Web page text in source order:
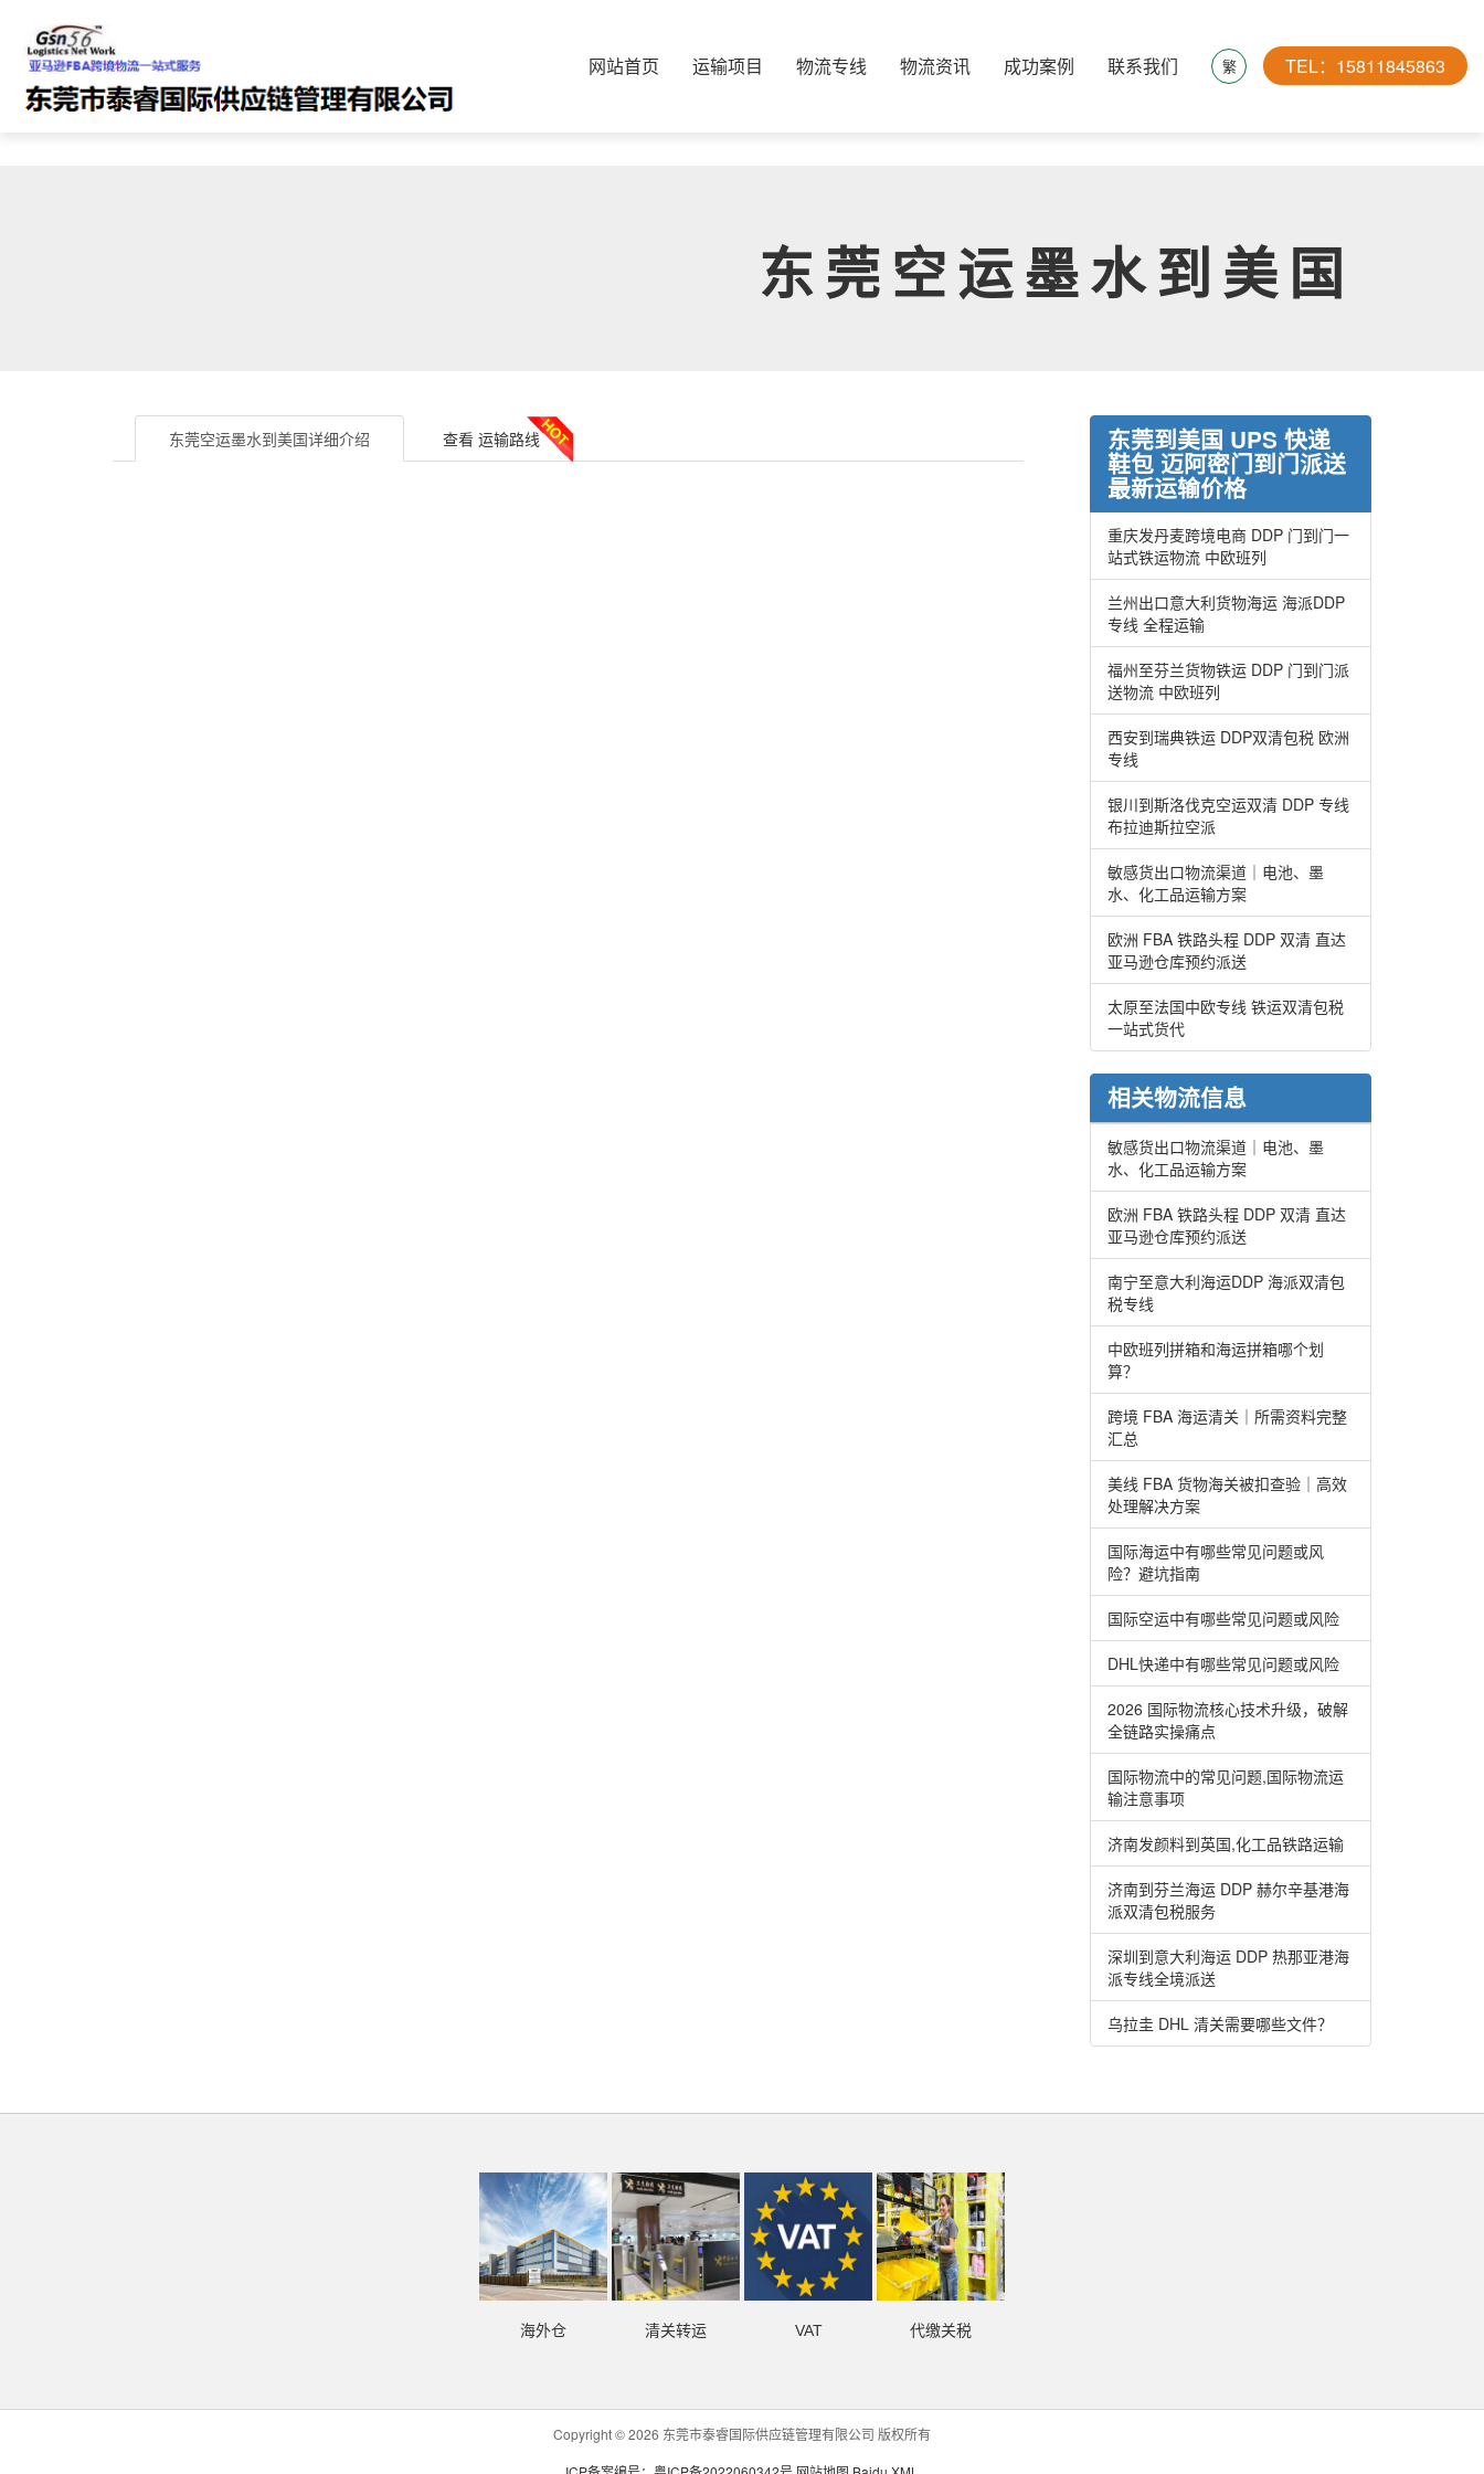
TEL：15811845863
繁
网站首页 运输项目 物流专线 物流资讯 成功案例 联系我们
东莞空运墨水到美国
东莞空运墨水到美国详细介绍 查看 运输路线 东莞到美国 UPS 快递
鞋包 迈阿密门到门派送
最新运输价格
重庆发丹麦跨境电商 DDP 门到门一
站式铁运物流 中欧班列
兰州出口意大利货物海运 海派DDP
专线 全程运输
福州至芬兰货物铁运 DDP 门到门派
送物流 中欧班列
西安到瑞典铁运 DDP双清包税 欧洲
专线
银川到斯洛伐克空运双清 DDP 专线
布拉迪斯拉空派
敏感货出口物流渠道｜电池、墨
水、化工品运输方案
欧洲 FBA 铁路头程 DDP 双清 直达
亚马逊仓库预约派送
太原至法国中欧专线 铁运双清包税
一站式货代
相关物流信息
敏感货出口物流渠道｜电池、墨
水、化工品运输方案
欧洲 FBA 铁路头程 DDP 双清 直达
亚马逊仓库预约派送
南宁至意大利海运DDP 海派双清包
税专线
中欧班列拼箱和海运拼箱哪个划
算？
跨境 FBA 海运清关｜所需资料完整
汇总
美线 FBA 货物海关被扣查验｜高效
处理解决方案
国际海运中有哪些常见问题或风
险？避坑指南
国际空运中有哪些常见问题或风险
DHL快递中有哪些常见问题或风险
2026 国际物流核心技术升级，破解
全链路实操痛点
国际物流中的常见问题,国际物流运
输注意事项
济南发颜料到英国,化工品铁路运输
济南到芬兰海运 DDP 赫尔辛基港海
派双清包税服务
深圳到意大利海运 DDP 热那亚港海
派专线全境派送
乌拉圭 DHL 清关需要哪些文件？
海外仓 清关转运 VAT 代缴关税
Copyright © 2026 东莞市泰睿国际供应链管理有限公司 版权所有